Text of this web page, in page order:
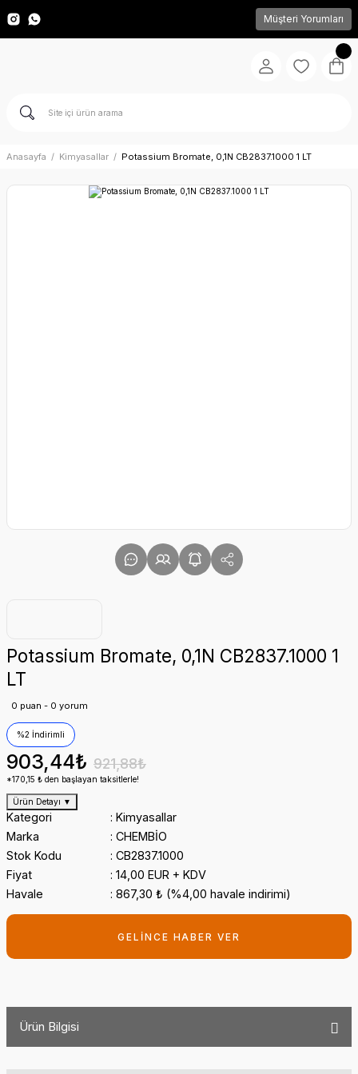
Müşteri Yorumları
Anasayfa Kimyasallar Potassium Bromate, 0,1N CB2837.1000 1 LT
Potassium Bromate, 0,1N CB2837.1000 1
LT
0 puan - 0 yorum
%2 İndirimli
903,44₺ 921,88₺
*170,15 ₺ den başlayan taksitlerle!
Ürün Detayı ▼
Kategori
Kimyasallar
Marka
CHEMBİO
Stok Kodu
CB2837.1000
Fiyat
14,00 EUR + KDV
Havale
867,30 ₺ (%4,00 havale indirimi)
GELİNCE HABER VER
Ürün Bilgisi